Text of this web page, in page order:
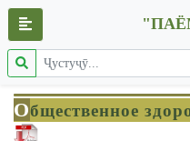
Общественное